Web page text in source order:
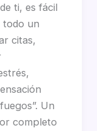
ti, es fácil
todo un
citas,
Un
completo